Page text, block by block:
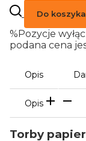
Do koszyka
%Pozycje
podana cena
Opis
Opis
Torby